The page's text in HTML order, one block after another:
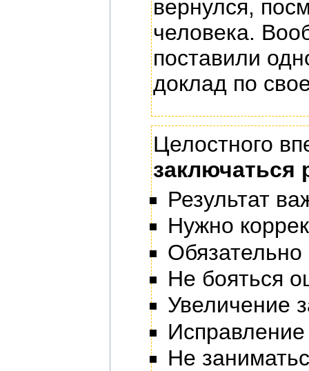
вернулся,
человека.
поставили
доклад по
Целостного
заключаться
Результат
Нужно
Обязательно
Не бояться
Увеличение
Не